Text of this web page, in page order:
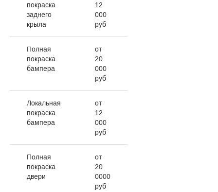
покраска
заднего
крыла
12
000
руб
Полная
покраска
бампера
от
20
000
руб
Локальная
покраска
бампера
от
12
000
руб
Полная
покраска
двери
от
20
0000
руб